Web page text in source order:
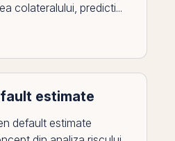
colateralului, predicti...
estimate
default estimate